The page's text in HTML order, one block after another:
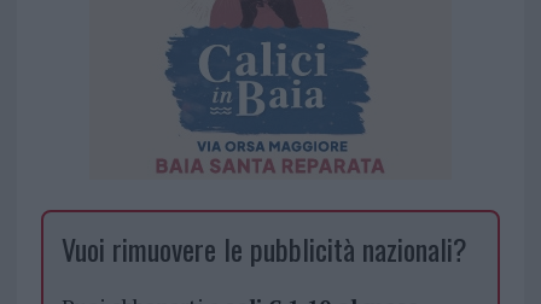
Vuoi rimuovere le pubblicità nazionali?